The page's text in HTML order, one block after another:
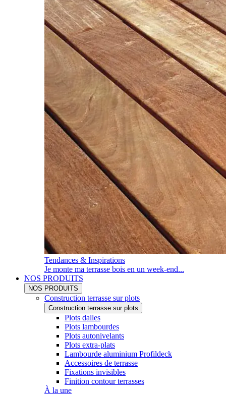
Tendances & Inspirations
Je monte ma terrasse bois en un week-end...
NOS PRODUITS
NOS PRODUITS
Construction terrasse sur plots
Construction terrasse sur plots
Plots dalles
Plots lambourdes
Plots autonivelants
Plots extra-plats
Lambourde aluminium Profildeck
Accessoires de terrasse
Fixations invisibles
Finition contour terrasses
À la une